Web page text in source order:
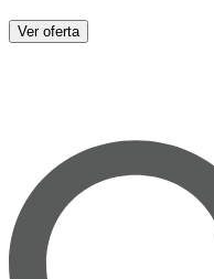
Ver oferta